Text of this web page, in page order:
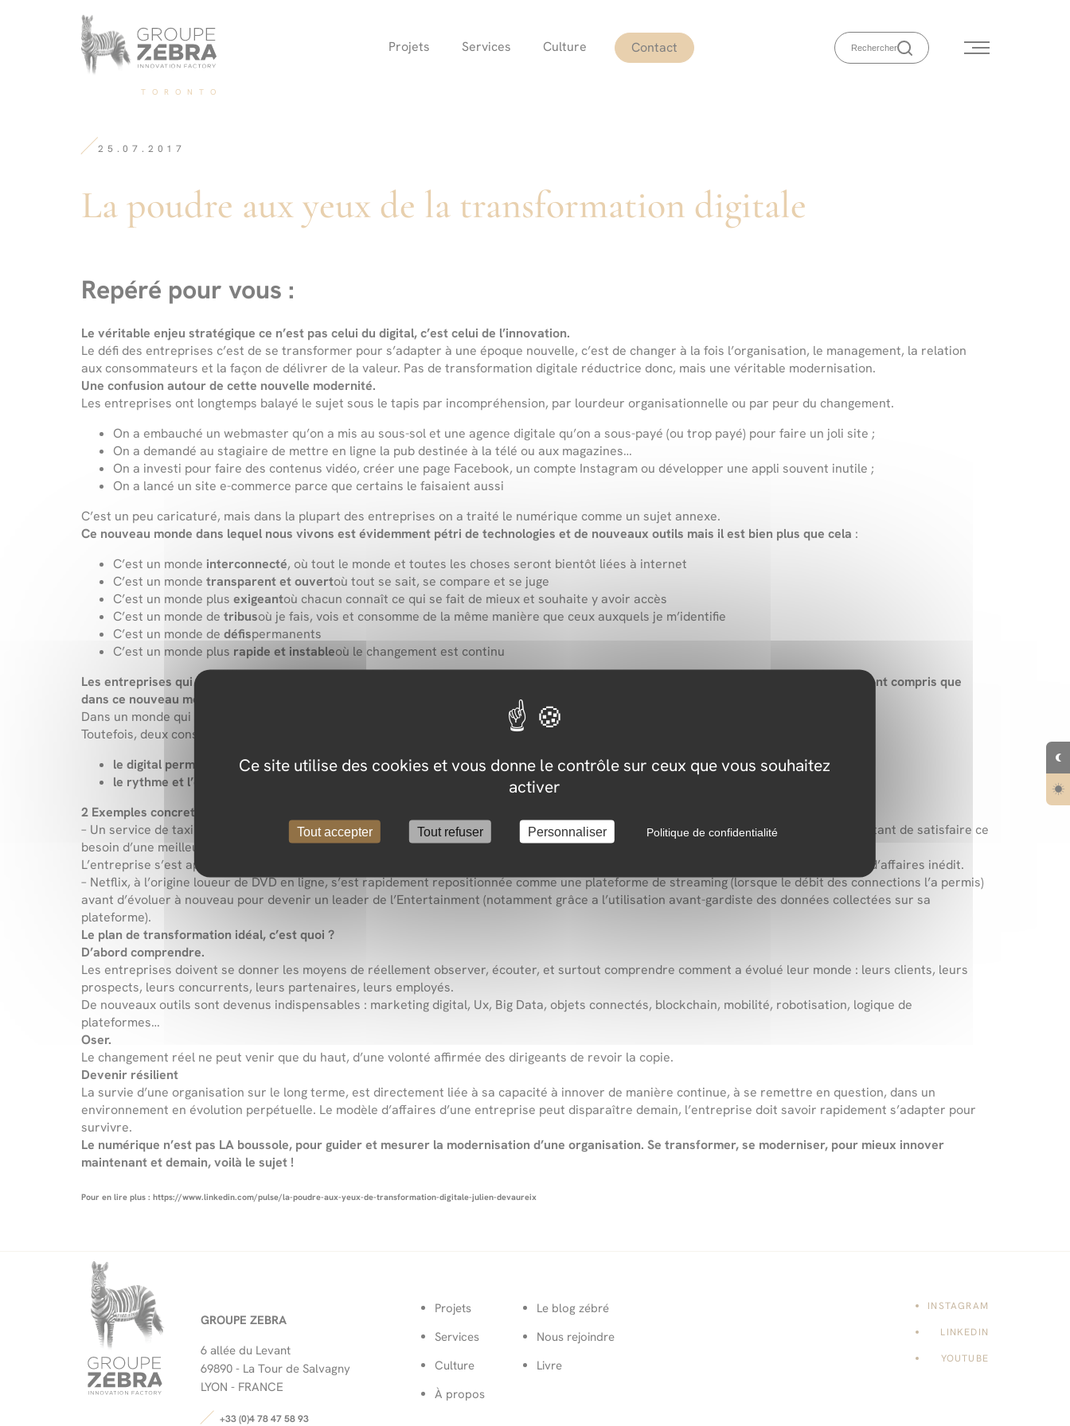
Ce site utilise des cookies et vous donne le contrôle sur ceux que vous souhaitez
activer
Tout accepter Tout refuser Personnaliser Politique de confidentialité
Conseil
stratégique,
l’innovation
et
TORONTO
Projets Services Culture Contact Rechercher
La poudre aux yeux de la transformation digitale
25.07.2017
Repéré pour vous :
Le véritable enjeu stratégique ce n’est pas celui du digital, c’est celui de l’innovation.
Le défi des entreprises c’est de se transformer pour s’adapter à une époque nouvelle, c’est de changer à la fois l’organisation, le management, la relation
aux consommateurs et la façon de délivrer de la valeur. Pas de transformation digitale réductrice donc, mais une véritable modernisation.
Une confusion autour de cette nouvelle modernité.
Les entreprises ont longtemps balayé le sujet sous le tapis par incompréhension, par lourdeur organisationnelle ou par peur du changement.
On a embauché un webmaster qu’on a mis au sous-sol et une agence digitale qu’on a sous-payé (ou trop payé) pour faire un joli site ;
On a demandé au stagiaire de mettre en ligne la pub destinée à la télé ou aux magazines…
On a investi pour faire des contenus vidéo, créer une page Facebook, un compte Instagram ou développer une appli souvent inutile ;
On a lancé un site e-commerce parce que certains le faisaient aussi
C’est un peu caricaturé, mais dans la plupart des entreprises on a traité le numérique comme un sujet annexe.
Ce nouveau monde dans lequel nous vivons est évidemment pétri de technologies et de nouveaux outils mais il est bien plus que cela :
C’est un monde interconnecté, où tout le monde et toutes les choses seront bientôt liées à internet
C’est un monde transparent et ouvertoù tout se sait, se compare et se juge
C’est un monde plus exigeantoù chacun connaît ce qui se fait de mieux et souhaite y avoir accès
C’est un monde de tribusoù je fais, vois et consomme de la même manière que ceux auxquels je m’identifie
C’est un monde de défispermanents
C’est un monde plus rapide et instableoù le changement est continu
Les entreprises qui prennent le dessus ne sont pas celles qui se « digitalisent », qui mettent en place de nouveaux outils, mais celles qui ont compris que
dans ce nouveau monde les règles du jeu ont changé.
Dans un monde qui bouge, la mission d’une entreprise reste toujours la même : satisfaire les besoins des hommes.
Toutefois, deux constats sont à prendre en compte pour se positionner dans notre nouvelle modernité :
le digital permet des innovations nouvelles pour répondre à nos besoins plus efficacement
le rythme et l’origine de ces innovations ont considérablement changé.
2 Exemples concrets :
– Un service de taxi reste toujours pertinent pour répondre à notre besoin de déplacement, mais Uber a créé un nouveau service permettant de satisfaire ce
besoin d’une meilleure manière.
L’entreprise s’est appuyée sur l’adoption massive de technologies et outils numériques (smartphones et applis) pour inventer un modèle d’affaires inédit.
– Netflix, à l’origine loueur de DVD en ligne, s’est rapidement repositionnée comme une plateforme de streaming (lorsque le débit des connections l’a permis)
avant d’évoluer à nouveau pour devenir un leader de l’Entertainment (notamment grâce a l’utilisation avant-gardiste des données collectées sur sa
plateforme).
Le plan de transformation idéal, c’est quoi ?
D’abord comprendre.
Les entreprises doivent se donner les moyens de réellement observer, écouter, et surtout comprendre comment a évolué leur monde : leurs clients, leurs
prospects, leurs concurrents, leurs partenaires, leurs employés.
De nouveaux outils sont devenus indispensables : marketing digital, Ux, Big Data, objets connectés, blockchain, mobilité, robotisation, logique de
plateformes…
Oser.
Le changement réel ne peut venir que du haut, d’une volonté affirmée des dirigeants de revoir la copie.
Devenir résilient
La survie d’une organisation sur le long terme, est directement liée à sa capacité à innover de manière continue, à se remettre en question, dans un
environnement en évolution perpétuelle. Le modèle d’affaires d’une entreprise peut disparaître demain, l’entreprise doit savoir rapidement s’adapter pour
survivre.
Le numérique n’est pas LA boussole, pour guider et mesurer la modernisation d’une organisation. Se transformer, se moderniser, pour mieux innover
maintenant et demain, voilà le sujet !
Pour en lire plus : https://www.linkedin.com/pulse/la-poudre-aux-yeux-de-transformation-digitale-julien-devaureix
GROUPE ZEBRA
6 allée du Levant
69890 - La Tour de Salvagny
LYON - FRANCE
+33 (0)4 78 47 58 93
Projets
Services
Culture
À propos
Le blog zébré
Nous rejoindre
Livre
INSTAGRAM
LINKEDIN
YOUTUBE